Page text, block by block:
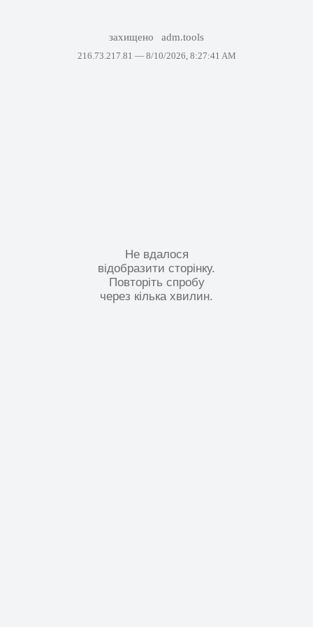
захищено adm.tools
216.73.217.81 — 8/10/2026, 8:27:41 AM
Не вдалося
відобразити сторінку.
Повторіть спробу
через кілька хвилин.